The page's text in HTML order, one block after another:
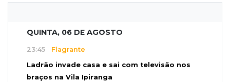
QUINTA, 06 DE AGOSTO
23:45 Flagrante
Ladrão invade casa e sai com televisão nos
braços na Vila Ipiranga